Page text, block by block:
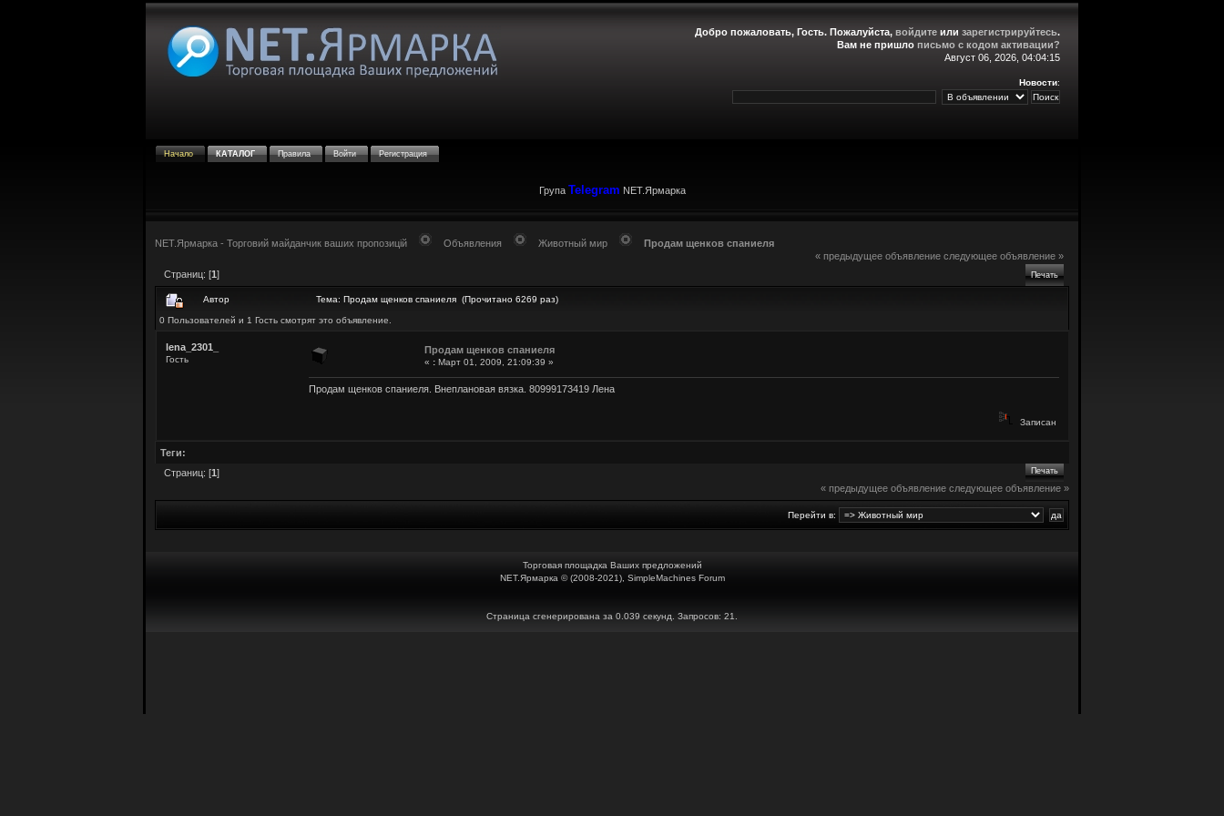
Добро пожаловать, Гость. Пожалуйста, войдите или зарегистрируйтесь.
Вам не пришло письмо с кодом активации?
Август 06, 2026, 04:04:15
Новости:
Начало КАТАЛОГ Правила Войти Регистрация
Група Telegram NET.Ярмарка
NET.Ярмарка - Торговий майданчик ваших пропозицій Объявления Животный мир Продам щенков спаниеля
Страниц: [1]
« предыдущее объявление следующее объявление »
Печать
Автор Тема: Продам щенков спаниеля (Прочитано 6269 раз)
0 Пользователей и 1 Гость смотрят это объявление.
lena_2301_
Гость
Продам щенков спаниеля
« : Март 01, 2009, 21:09:39 »
Продам щенков спаниеля. Внеплановая вязка. 80999173419 Лена
Записан
Теги:
Страниц: [1] Печать
« предыдущее объявление следующее объявление »
Перейти в:
Торговая площадка Ваших предложений
NET.Ярмарка © (2008-2021), SimpleMachines Forum
Страница сгенерирована за 0.039 секунд. Запросов: 21.